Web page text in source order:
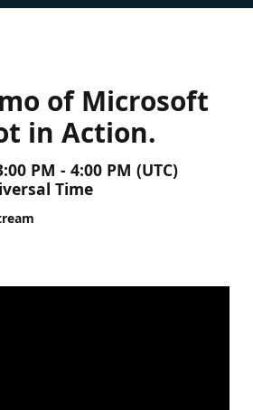
of Microsoft
in Action.
PM - 4:00 PM (UTC)
Time